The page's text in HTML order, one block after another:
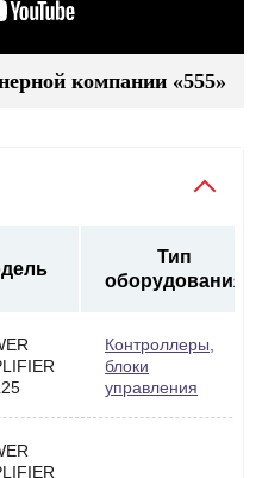
компании «555»
Тип
оборудования
Контроллеры,
блоки
управления